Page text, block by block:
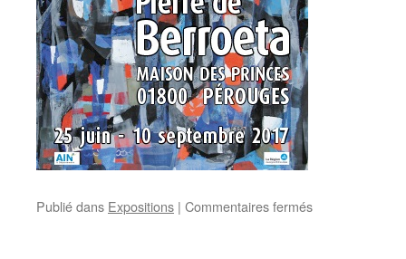
Publié dans Expositions | Commentaires ferméssur